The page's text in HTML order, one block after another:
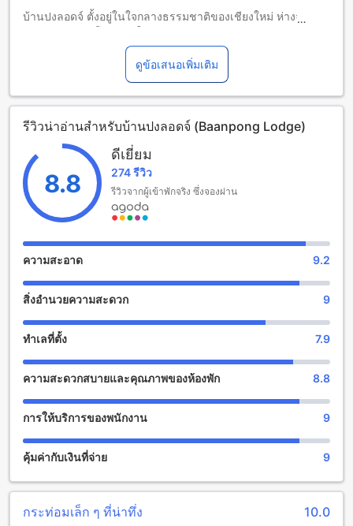
โปรดทราบว่า เมื่อจองห้องพักมากกว่า 5 ห้องขึ้นไป อาจมีการใช้
นโยบายที่แตกต่างหรือเงื่อนไขเพิ่มเติม
บ้านปงลอดจ์ ตั้งอยู่ในใจกลางธรรมชาติของเชียงใหม่ ห่างจากตัว
สนามบิน เป็นที่พักที่เหมาะสำหรับผู้ที่ต้องการหลีกหนีความวุ่นวาย
และสัมผัสกับความเงียบสงบของธรรมชาติ โรงแรมแห่งนี้เปิดให้
บริการตั้งแต่ปี 2011 และได้รับการปรับปรุงใหม่ล่าสุดในปี 2020
เพื่อให้แขกได้รับความสะดวกสบายและประสบการณ์ที่ดีที่สุด
บ้านปงลอดจ์ประกอบด้วยห้องพักจำนวน 10 ห้อง ที่ออกแบบอย่าง
ลงตัวเพื่อความผ่อนคลายและความเป็นส่วนตัว แขกสามารถเช็ค
อินได้ตั้งแต่เวลา 14:00 น. และเช็คเอาท์ก่อนเที่ยงวัน (12:00 น.)
นอกจากนี้ โรงแรมยังมีนโยบายที่เป็นมิตรกับครอบครัว โดย
อนุญาตให้เด็กอายุระหว่าง 1 ถึง 4 ปี เข้าพักฟรีโดยไม่มีค่าใช้จ่าย
ทำให้เป็นตัวเลือกที่สมบูรณ์แบบสำหรับครอบครัวที่ต้องการพักผ่อน
ในบรรยากาศธรรมชาติอย่างแท้จริง
บ้านปงลอดจ์ เป็นที่พักที่มีความสนุกสนานมากมายที่รอให้คุณได้
สัมผัส ที่นี่มีบาร์สุดเท่ห์ที่คุณสามารถนั่งพักผ่อนและสัมผัส
บรรยากาศเหนือระดับ นอกจากนี้ยังมีห้องนวดและสปาที่ให้บริการ
สวยงามอีกด้วยที่คุณสามารถนั่งพักผ่อนอ่านหนังสือหรือเพลิดเพลิน
กับการทำกิจกรรมต่างๆได้ หากคุณชอบเล่นเกม บ้านปงลอดจ์ยังมี
ห้องเกมสุดเพลิดเพลินที่คุณสามารถสัมผัสความสนุกได้อย่างเต็มที่
นอกจากนี้ยังมีห้องสมุดที่มีหนังสือนานาชนิดให้คุณเพลิดเพลินได้
มีห้องพักรวมที่มีโซฟาและทีวีรวมที่ให้บริการ และหากคุณชอบร้อง
เพลง คาราโอเกะก็เป็นทางเลือกที่ดีให้คุณสามารถแสดงทักษะการ
ร้องเพลงของคุณได้อย่างสนุกสนาน นอกจากนี้ยังมีร้านขายของที่
ระลึกให้คุณได้เลือกซื้อเพื่อนำกลับบ้านเป็นของที่ระลึก
สิ่งอำนวยความสะดวกทางกีฬาที่ บ้านปงลอดจ์
บ้านปงลอดจ์ เป็นที่พักที่มีสิ่งอำนวยความสะดวกทางกีฬาที่หลาก
ดูข้อเสนอเพิ่มเติม
รีวิวน่าอ่านสำหรับบ้านปงลอดจ์ (Baanpong Lodge)
8.8
ดีเยี่ยม
274 รีวิว
รีวิวจากผู้เข้าพักจริง ซึ่งจองผ่าน
ความสะอาด 9.2
สิ่งอำนวยความสะดวก 9
ทำเลที่ตั้ง 7.9
ความสะดวกสบายและคุณภาพของห้องพัก 8.8
การให้บริการของพนักงาน 9
คุ้มค่ากับเงินที่จ่าย 9
กระท่อมเล็ก ๆ ที่น่าทึ่ง 10.0